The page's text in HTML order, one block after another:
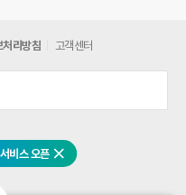
비스 오픈 닫기
리방침 고객센터